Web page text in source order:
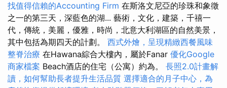
找值得信賴的Accounting Firm 在斯洛文尼亞的珍珠和象徵
之一的第三天，深藍色的湖... 藝術，文化，建築，千禧一
代，傳統，美麗，優雅，時尚，北意大利湖區的自然美景，
其中包括為期四天的計劃。 西式外燴，呈現精緻西餐風味
整脊治療 在Hawana綜合大樓內，屬於Fanar 優化Google
商家檔案 Beach酒店的住宅（公寓）約為。 長照2.0計畫解
讀，如何幫助長者提升生活品質 選擇適合的月子中心，為